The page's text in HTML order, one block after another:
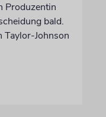
Produzentin
bald.
Taylor-Johnson